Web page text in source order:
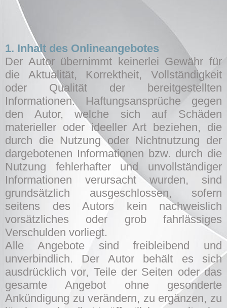
1. Inhalt des Onlineangebotes
Der Autor übernimmt keinerlei Gewähr für
die Aktualität, Korrektheit, Vollständigkeit
oder Qualität der bereitgestellten
Informationen. Haftungsansprüche gegen
den Autor, welche sich auf Schäden
materieller oder ideeller Art beziehen, die
durch die Nutzung oder Nichtnutzung der
dargebotenen Informationen bzw. durch die
Nutzung fehlerhafter und unvollständiger
Informationen verursacht wurden, sind
grundsätzlich ausgeschlossen, sofern
seitens des Autors kein nachweislich
vorsätzliches oder grob fahrlässiges
Verschulden vorliegt.
Alle Angebote sind freibleibend und
unverbindlich. Der Autor behält es sich
ausdrücklich vor, Teile der Seiten oder das
gesamte Angebot ohne gesonderte
Ankündigung zu verändern, zu ergänzen, zu